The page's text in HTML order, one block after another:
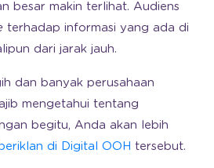
besar makin terlihat. Audiens
terhadap informasi yang ada di
dari jarak jauh.
dan banyak perusahaan
mengetahui tentang
begitu, Anda akan lebih
di Digital OOH tersebut.